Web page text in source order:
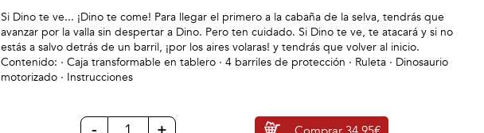
Si Dino te ve... ¡Dino te come! Para llegar el primero a la cabaña de la selva, tendrás que
avanzar por la valla sin despertar a Dino. Pero ten cuidado. Si Dino te ve, te atacará y si no
estás a salvo detrás de un barril, ¡por los aires volaras! y tendrás que volver al inicio.
Contenido: · Caja transformable en tablero · 4 barriles de protección · Ruleta · Dinosaurio
motorizado · Instrucciones